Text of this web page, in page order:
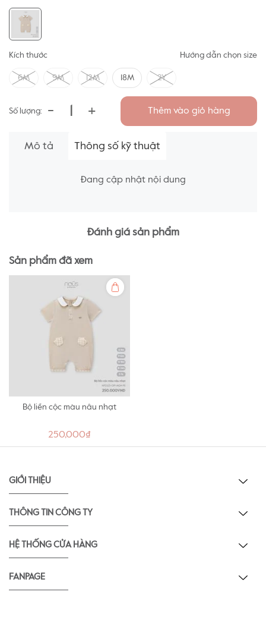
Kích thước Hướng dẫn chọn size
6M 9M 12M 18M 2Y
Số lượng: - + Thêm vào giỏ hàng
Mô tả Thông số kỹ thuật
Đang cập nhật nội dung
Đánh giá sản phẩm
Sản phẩm đã xem
Bộ liền cộc màu nâu nhạt
250,000₫
GIỚI THIỆU
THÔNG TIN CÔNG TY
HỆ THỐNG CỬA HÀNG
FANPAGE